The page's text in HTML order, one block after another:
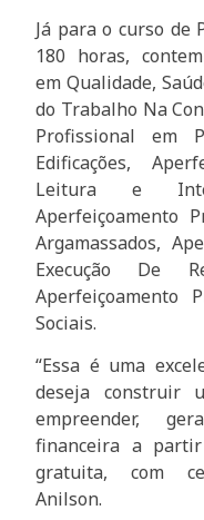
Já para o curso de
180 horas,
em Qualidade,
do Trabalho Na
Profissional em
Edificações,
Leitura e
Aperfeiçoamento
Argamassados,
Execução De
Aperfeiçoamento
Sociais.
“Essa é uma
deseja construir
empreender,
financeira a
gratuita, com
Anilson.